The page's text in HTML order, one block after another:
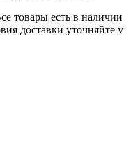
товары есть в наличии
доставки уточняйте у